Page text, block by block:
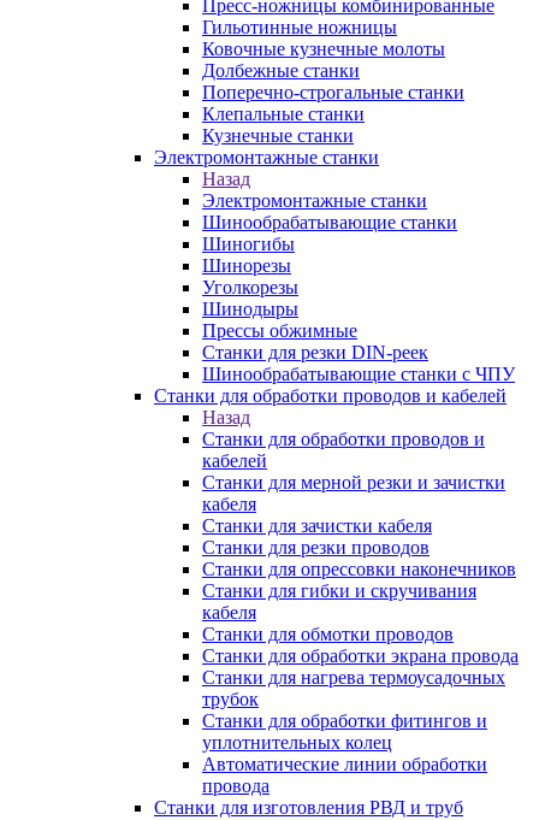
Пресс-ножницы комбинированные
Гильотинные ножницы
Ковочные кузнечные молоты
Долбежные станки
Поперечно-строгальные станки
Клепальные станки
Кузнечные станки
Электромонтажные станки
Назад
Электромонтажные станки
Шинообрабатывающие станки
Шиногибы
Шинорезы
Уголкорезы
Шинодыры
Прессы обжимные
Станки для резки DIN-реек
Шинообрабатывающие станки с ЧПУ
Станки для обработки проводов и кабелей
Назад
Станки для обработки проводов и
кабелей
Станки для мерной резки и зачистки
кабеля
Станки для зачистки кабеля
Станки для резки проводов
Станки для опрессовки наконечников
Станки для гибки и скручивания
кабеля
Станки для обмотки проводов
Станки для обработки экрана провода
Станки для нагрева термоусадочных
трубок
Станки для обработки фитингов и
уплотнительных колец
Автоматические линии обработки
провода
Станки для изготовления РВД и труб